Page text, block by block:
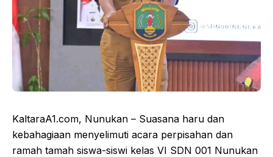
KaltaraA1.com, Nunukan – Suasana haru dan
kebahagiaan menyelimuti acara perpisahan dan
ramah tamah siswa-siswi kelas VI SDN 001 Nunukan